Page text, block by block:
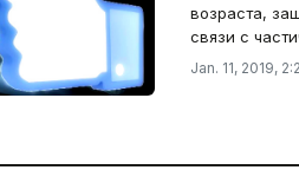
возраста,
связи с
Jan. 11, 2019,